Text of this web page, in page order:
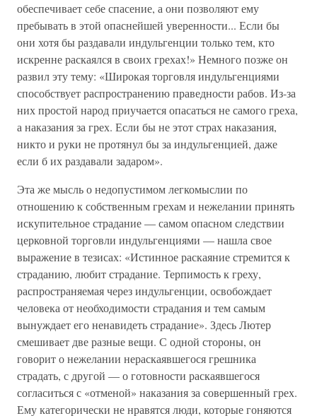
обеспечивает себе спасение, а они позволяют ему
пребывать в этой опаснейшей уверенности... Если бы
они хотя бы раздавали индульгенции только тем, кто
искренне раскаялся в своих грехах!» Немного позже он
развил эту тему: «Широкая торговля индульгенциями
способствует распространению праведности рабов. Из-за
них простой народ приучается опасаться не самого греха,
а наказания за грех. Если бы не этот страх наказания,
никто и руки не протянул бы за индульгенцией, даже
если б их раздавали задаром».
Эта же мысль о недопустимом легкомыслии по
отношению к собственным грехам и нежелании принять
искупительное страдание — самом опасном следствии
церковной торговли индульгенциями — нашла свое
выражение в тезисах: «Истинное раскаяние стремится к
страданию, любит страдание. Терпимость к греху,
распространяемая через индульгенции, освобождает
человека от необходимости страдания и тем самым
вынуждает его ненавидеть страдание». Здесь Лютер
смешивает две разные вещи. С одной стороны, он
говорит о нежелании нераскаявшегося грешника
страдать, с другой — о готовности раскаявшегося
согласиться с «отменой» наказания за совершенный грех.
Ему категорически не нравятся люди, которые гоняются